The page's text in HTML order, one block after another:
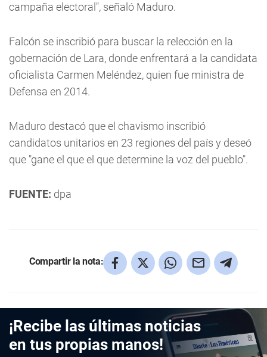
campaña electoral", señaló Maduro.
Falcón se inscribió para buscar la relección en la
gobernación de Lara, donde enfrentará a la candidata
oficialista Carmen Meléndez, quien fue ministra de
Defensa en 2014.
Maduro destacó que el chavismo inscribió
candidatos unitarios en 23 regiones del país y deseó
que "gane el que el que determine la voz del pueblo".
FUENTE: dpa
Compartir la nota:
¡Recibe las últimas noticias
en tus propias manos!